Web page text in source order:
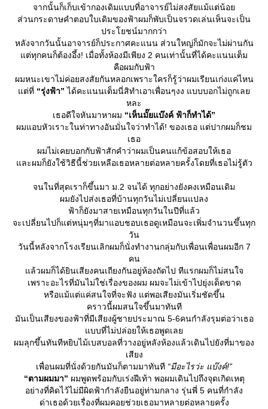
จากนั้นก็เก็บเข้ากองเดิมแบบที่อาจารย์ไม่สงสัยแม้แต่น้อ
ส่วนกระดาษคำตอบใบเดิมของฟ้าผมก็พับเป็นจรวดเล่นเห็นจะเป็น
ประโยชน์มากกว่า
หลังจากวันนั้นอาจารย์ก็ประกาศคะแนน ส่วนใหญ่ก็มักจะไม่ผ่านกัน
ต่ทุกคนก็ต้องอึ้ง! เมื่อทั้งห้องมีเพียง 2 คนเท่านั้นที่ได้คะแนนเต็ม
คือผมกับฟ้า
ผมหนะเขาไม่ค่อยสงสัยกันหลอกเพราะใครก็รู้ว่าผมเรียนเก่งแค่ไหน
ต่ที่ “รุ่งฟ้า” ได้คะแนนเต็มนี่สิทำเอาเพื่อนๆงง แบบบอกไม่ถูกเล
หละ
เธอดีใจหันมาหาผม “เห็นมั๊ยแบ๊งค์ ฟ้าก็ทำได้”
ผมแอบหัวเราะในท่าทางอันมั่นใจว่าทำได้! ของเธอ แต่ปากผมก็ชม
เธอ
ผมไม่เคยบอกกับฟ้าสักคำว่าผมเป็นคนแก้ข้อสอบให้เธอ
ละผมก็ยังใช้วิธีนี้ช่วยเหลือเธอหลายต่อหลายครั้งโดยที่เธอไม่รู้ตัว
จนในที่สุดเราก็ขึ้นมา ม.2 จนได้ ทุกอย่างยังคงเหมือนเดิม
ผมยังไปส่งเธอที่บ้านทุกวันไม่เปลี่ยนแปลง
ฟ้าก็ยังมาสายเหมือนทุกวันในปีที่แล้ว
จะเปลี่ยนไปก็แต่หนุ่มๆที่มาแอบชอบเธอดูเหมือนจะเพิ่มจำนวนขึ้นทุก
วัน
วันนี้หลังจากโรงเรียนเลิกผมก็นั่งทำงานกลุ่มกับเพื่อนเพื่อนผมอีก 7
คน
ล้วผมก็ได้ยินเสียงคนเถียงกันอยู่ห้องถัดไป ทีแรกผมก็ไม่สนใจ
เพราะอะไรที่มันไม่ใช่เรื่องของผม ผมจะไม่เข้าไปยุ่งเด็ดขาด
หรือแม้แต่แค่สนใจที่จะฟัง แต่พอเสียงมันเริ่มชัดขึ้น
คราวนี้ผมสนใจขึ้นมาทันที
มันเป็นเสียงของฟ้าที่มีเสียงผู้ชายประมาณ 5-6คนกำลังรุมต่อว่าเธอ
บบที่ไม่ปล่อยให้เธอพูดเล
ผมลุกขึ้นทันทีหยิบไม้เบสบอลที่วางอยู่หลังห้องแล้วเดินไปยังที่มาของ
เสียง
เพื่อนผมที่นั่งด้วยกันมันก็ตามมาทันที “มีอะไรว่ะ แบ๊งค์!”
“ตามผมมา” ผมพูดพร้อมกับเร่งฝีเท้า พอผมเดินไปถึงจุดเกิดเหตุ
อย่างที่คิดไว้ไม่มีผิดฟ้ากำลังยืนอยู่ท่ามกลาง รุ่นพี่ 5 คนที่กำลัง
ด่าเธอด้วยเรื่องที่ผมคอยช่วยเธอมาหลายต่อหลายครั้ง